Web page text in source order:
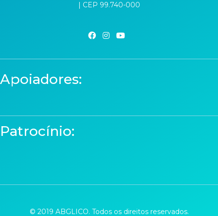
| CEP 99.740-000
Apoiadores:
Patrocínio:
© 2019 ABGLICO. Todos os direitos reservados.